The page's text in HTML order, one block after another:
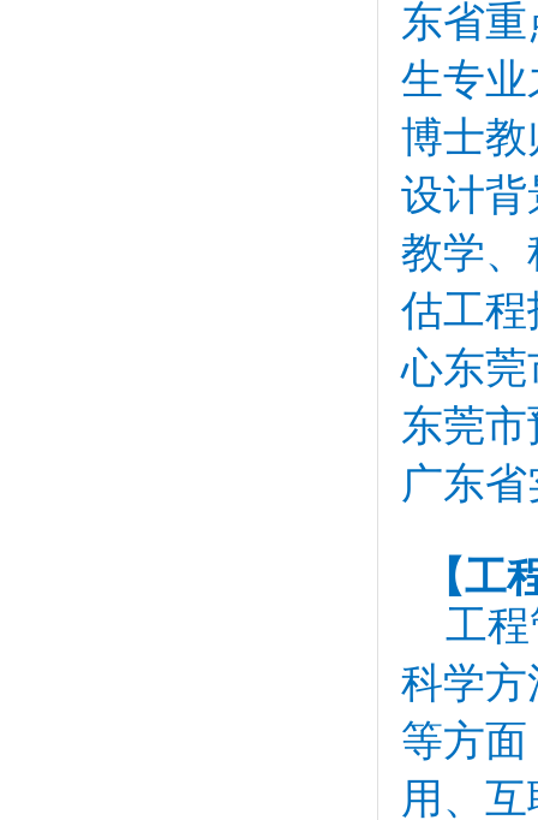
东省
生专
博士教
设计
教学
估工
心东
东莞
广东
【工
工
科学
等方
用、